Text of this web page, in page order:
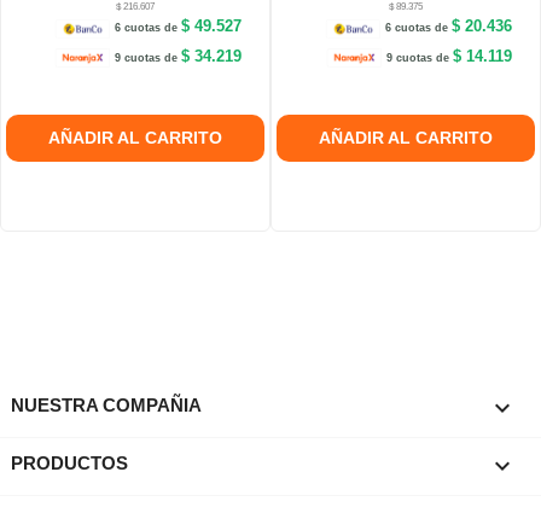
$ 216.607
6 cuotas de$ 49.527
9 cuotas de$ 34.219
AÑADIR AL CARRITO
$ 89.375
6 cuotas de$ 20.436
9 cuotas de $ 14.119
AÑADIR AL CARRITO
NUESTRA COMPAÑIA 
PRODUCTOS 